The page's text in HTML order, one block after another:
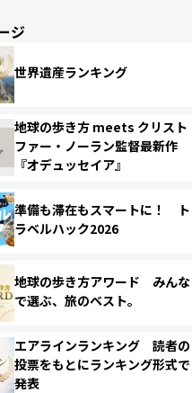
ジ
世界遺産ランキング
地球の歩き方 meets クリスト
ファー・ノーラン監督最新作
『オデュッセイア』
準備も滞在もスマートに！ ト
ラベルハック2026
地球の歩き方アワード みんな
で選ぶ、旅のベスト。
エアラインランキング 読者の
投票をもとにランキング形式で
発表